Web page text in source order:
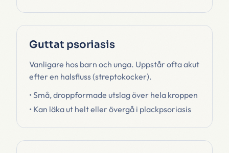
Guttat psoriasis
Vanligare hos barn och unga. Uppstår ofta akut
efter en halsfluss (streptokocker).
• Små, droppformade utslag över hela kroppen
• Kan läka ut helt eller övergå i plackpsoriasis